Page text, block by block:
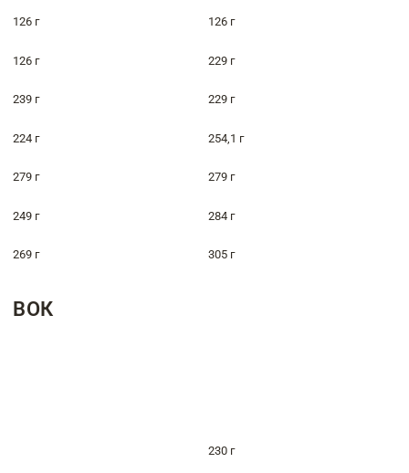
126 г 126 г
126 г 229 г
239 г 229 г
224 г 254,1 г
279 г 279 г
249 г 284 г
269 г 305 г
ВОК
230 г